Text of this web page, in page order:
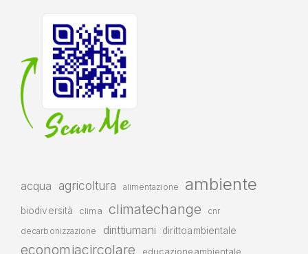
acqua agricoltura alimentazione ambiente
biodiversità clima climatechange cnr
decarbonizzazione dirittiumani dirittoambientale
economiacircolare educazioneambientale